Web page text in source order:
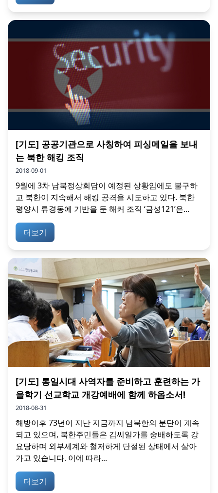
[기도] 공공기관으로 사칭하여 피싱메일을 보내
는 북한 해킹 조직
2018-09-01
9월에 3차 남북정상회담이 예정된 상황임에도 불구하
고 북한이 지속해서 해킹 공격을 시도하고 있다. 북한
평양시 류경동에 기반을 둔 해커 조직 ‘금성121’은...
더보기
[기도] 통일시대 사역자를 준비하고 훈련하는 가
을학기 선교학교 개강예배에 함께 하옵소서!
2018-08-31
해방이후 73년이 지난 지금까지 남북한의 분단이 계속
되고 있으며, 북한주민들은 김씨일가를 숭배하도록 강
요당하며 외부세계와 철저하게 단절된 상태에서 살아
가고 있습니다. 이에 따라...
더보기